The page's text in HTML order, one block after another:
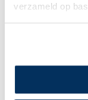
verzameld op
Familie Bakker
Madagaskar
ze nu hun
bijzondere
leeft vaak in
niet bereikbaar